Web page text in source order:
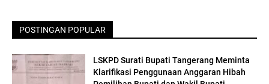
POSTINGAN POPULAR
LSKPD Surati Bupati Tangerang Meminta
Klarifikasi Penggunaan Anggaran Hibah